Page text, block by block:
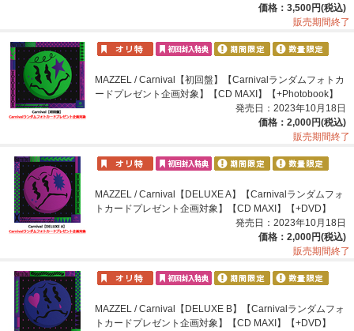
価格：3,500円(税込)
販売期間終了
MAZZEL / Carnival【初回盤】【Carnivalランダムフォトカ
ードプレゼント企画対象】【CD MAXI】【+Photobook】
発売日：2023年10月18日
価格：2,000円(税込)
販売期間終了
MAZZEL / Carnival【DELUXE A】【Carnivalランダムフォ
トカードプレゼント企画対象】【CD MAXI】【+DVD】
発売日：2023年10月18日
価格：2,000円(税込)
販売期間終了
MAZZEL / Carnival【DELUXE B】【Carnivalランダムフォ
トカードプレゼント企画対象】【CD MAXI】【+DVD】